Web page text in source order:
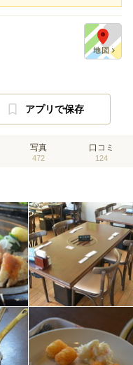
アプリで保存
写真
472
口コミ
124